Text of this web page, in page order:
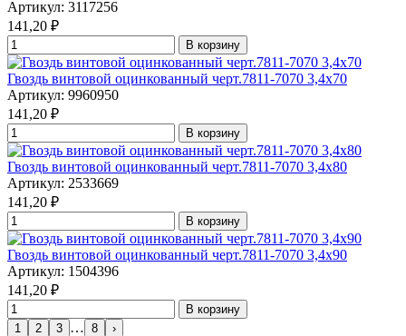
Артикул: 3117256
141,20 ₽
В корзину
Гвоздь винтовой оцинкованный черт.7811-7070 3,4x70
Артикул: 9960950
141,20 ₽
В корзину
Гвоздь винтовой оцинкованный черт.7811-7070 3,4x80
Артикул: 2533669
141,20 ₽
В корзину
Гвоздь винтовой оцинкованный черт.7811-7070 3,4x90
Артикул: 1504396
141,20 ₽
В корзину
1
2 3 … 8 ›